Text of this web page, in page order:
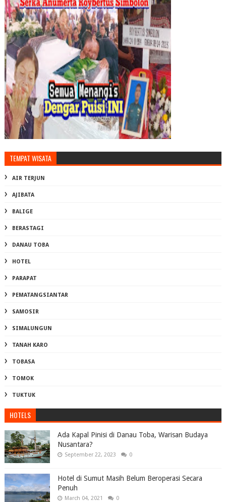
TEMPAT WISATA
AIR TERJUN
AJIBATA
BALIGE
BERASTAGI
DANAU TOBA
HOTEL
PARAPAT
PEMATANGSIANTAR
SAMOSIR
SIMALUNGUN
TANAH KARO
TOBASA
TOMOK
TUKTUK
HOTELS
Ada Kapal Pinisi di Danau Toba, Warisan Budaya
Nusantara?
September 22, 2023 0
Hotel di Sumut Masih Belum Beroperasi Secara
Penuh
March 04, 2021 0